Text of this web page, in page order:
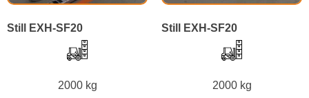
Still EXH-SF20
2000 kg
Still EXH-SF20
2000 kg